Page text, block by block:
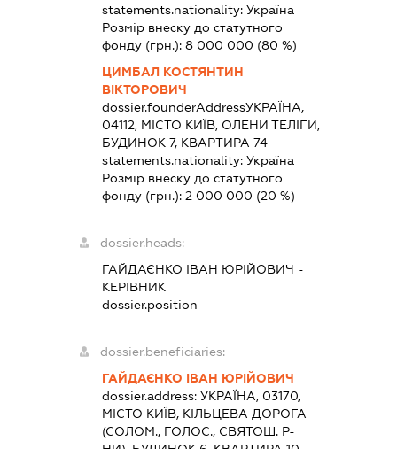
statements.nationality: Україна
Розмір внеску до статутного
фонду (грн.): 8 000 000 (80 %)
ЦИМБАЛ КОСТЯНТИН
ВІКТОРОВИЧ
dossier.founderAddressУКРАЇНА,
04112, МІСТО КИЇВ, ОЛЕНИ ТЕЛІГИ,
БУДИНОК 7, КВАРТИРА 74
statements.nationality: Україна
Розмір внеску до статутного
фонду (грн.): 2 000 000 (20 %)
dossier.heads:
ГАЙДАЄНКО ІВАН ЮРІЙОВИЧ -
КЕРІВНИК
dossier.position -
dossier.beneficiaries:
ГАЙДАЄНКО ІВАН ЮРІЙОВИЧ
dossier.address: УКРАЇНА, 03170,
МІСТО КИЇВ, КІЛЬЦЕВА ДОРОГА
(СОЛОМ., ГОЛОС., СВЯТОШ. Р-